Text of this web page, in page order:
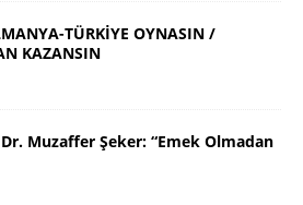
TÜRKİYE OYNASIN /
KAZANSIN
Muzaffer Şeker: “Emek Olmadan